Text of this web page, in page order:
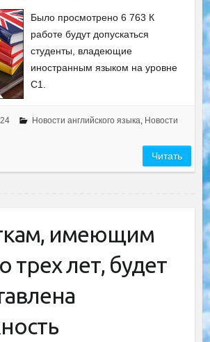
Было просмотрено 6 763 К
работе будут допускаться
студенты, владеющие
иностранным языком на уровне
C1.
Новости английского языка, Новости
Читать
имеющим
трех лет, будет